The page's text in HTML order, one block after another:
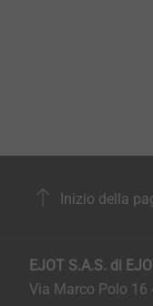
Inizio della
EJOT S.A.S. di
Via Marco Polo 16